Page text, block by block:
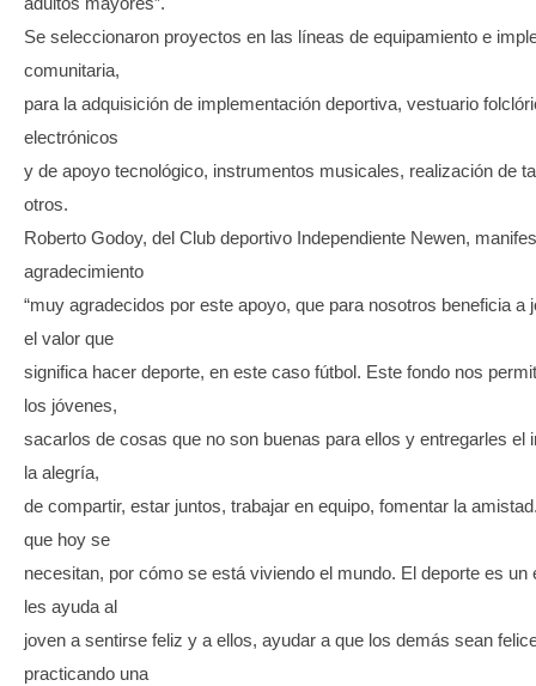
Se seleccionaron proyectos en las líneas de equipamiento e
comunitaria,
para la adquisición de implementación deportiva, vestuario
electrónicos
y de apoyo tecnológico, instrumentos musicales, realización de
otros.
Roberto Godoy, del Club deportivo Independiente Newen,
agradecimiento
“muy agradecidos por este apoyo, que para nosotros beneficia a
el valor que
significa hacer deporte, en este caso fútbol. Este fondo nos
los jóvenes,
sacarlos de cosas que no son buenas para ellos y entregarles el
la alegría,
de compartir, estar juntos, trabajar en equipo, fomentar la
que hoy se
necesitan, por cómo se está viviendo el mundo. El deporte es un
les ayuda al
joven a sentirse feliz y a ellos, ayudar a que los demás sean
practicando una